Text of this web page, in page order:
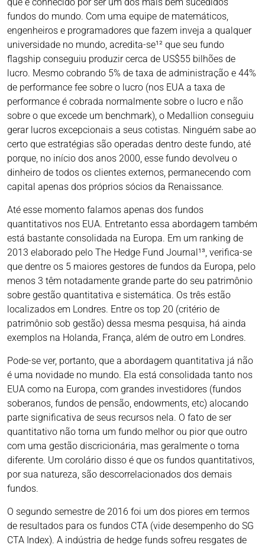
que é conhecido por ser um dos mais bem sucedidos
fundos do mundo. Com uma equipe de matemáticos,
engenheiros e programadores que fazem inveja a qualquer
universidade no mundo, acredita-se¹² que seu fundo
flagship conseguiu produzir cerca de US$55 bilhões de
lucro. Mesmo cobrando 5% de taxa de administração e 44%
de performance fee sobre o lucro (nos EUA a taxa de
performance é cobrada normalmente sobre o lucro e não
sobre o que excede um benchmark), o Medallion conseguiu
gerar lucros excepcionais a seus cotistas. Ninguém sabe ao
certo que estratégias são operadas dentro deste fundo, até
porque, no início dos anos 2000, esse fundo devolveu o
dinheiro de todos os clientes externos, permanecendo com
capital apenas dos próprios sócios da Renaissance.
Até esse momento falamos apenas dos fundos
quantitativos nos EUA. Entretanto essa abordagem também
está bastante consolidada na Europa. Em um ranking de
2013 elaborado pelo The Hedge Fund Journal¹³, verifica-se
que dentre os 5 maiores gestores de fundos da Europa, pelo
menos 3 têm notadamente grande parte do seu patrimônio
sobre gestão quantitativa e sistemática. Os três estão
localizados em Londres. Entre os top 20 (critério de
patrimônio sob gestão) dessa mesma pesquisa, há ainda
exemplos na Holanda, França, além de outro em Londres.
Pode-se ver, portanto, que a abordagem quantitativa já não
é uma novidade no mundo. Ela está consolidada tanto nos
EUA como na Europa, com grandes investidores (fundos
soberanos, fundos de pensão, endowments, etc) alocando
parte significativa de seus recursos nela. O fato de ser
quantitativo não torna um fundo melhor ou pior que outro
com uma gestão discricionária, mas geralmente o torna
diferente. Um corolário disso é que os fundos quantitativos,
por sua natureza, são descorrelacionados dos demais
fundos.
O segundo semestre de 2016 foi um dos piores em termos
de resultados para os fundos CTA (vide desempenho do SG
CTA Index). A indústria de hedge funds sofreu resgates de